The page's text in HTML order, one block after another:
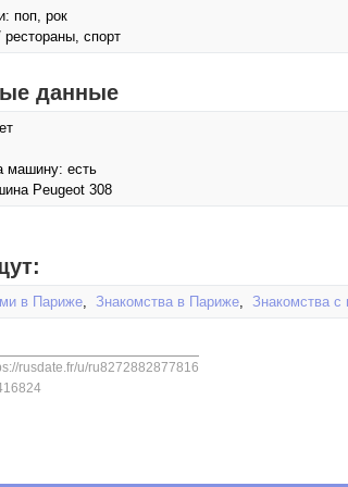
поп, рок
спорт
данные
машину: есть
Peugeot 308
в Париже, Знакомства в Париже, Знакомства
rusdate.fr/u/ru8272882877816